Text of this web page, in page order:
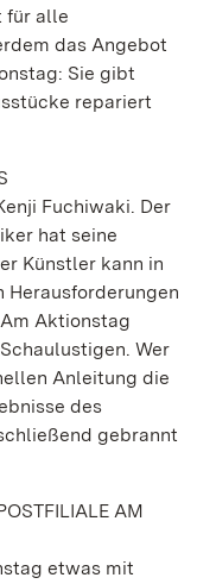
für alle
das Angebot
Sie gibt
repariert
Fuchiwaki. Der
hat seine
Künstler kann in
Herausforderungen
Aktionstag
Wer
Anleitung die
des
gebrannt
AM
etwas mit